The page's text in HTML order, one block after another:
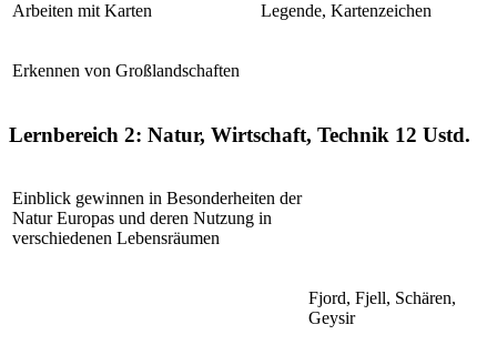
Arbeiten mit Karten Legende, Kartenzeichen
Erkennen von Großlandschaften
Lernbereich 2: Natur, Wirtschaft, Technik 12 Ustd.
Einblick gewinnen in Besonderheiten der
Natur Europas und deren Nutzung in
verschiedenen Lebensräumen
Fjord, Fjell, Schären,
Geysir